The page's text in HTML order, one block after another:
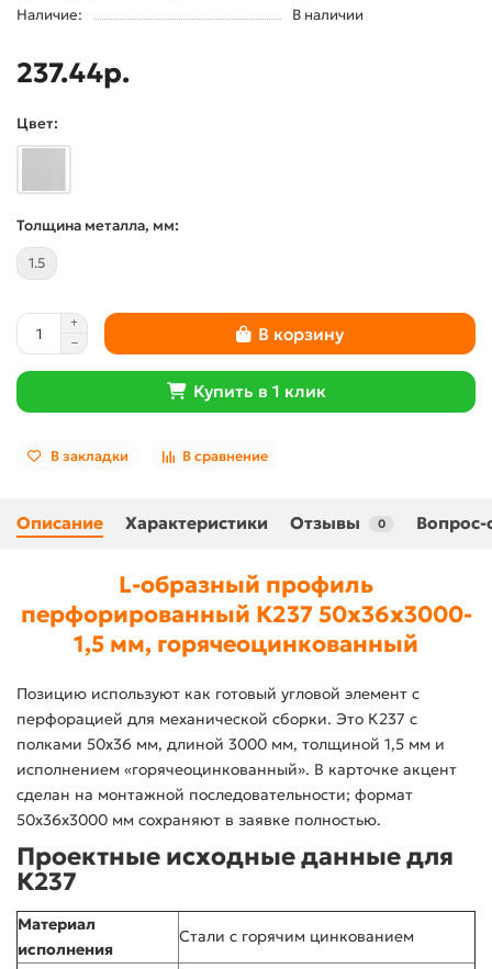
Наличие:
В наличии
237.44р.
Цвет:
Толщина металла, мм:
1.5
В корзину
Купить в 1 клик
В закладки В сравнение
Описание Характеристики Отзывы 0 Вопрос-
L-образный профиль
перфорированный К237 50x36x3000-
1,5 мм, горячеоцинкованный
Позицию используют как готовый угловой элемент с
перфорацией для механической сборки. Это К237 с
полками 50x36 мм, длиной 3000 мм, толщиной 1,5 мм и
исполнением «горячеоцинкованный». В карточке акцент
сделан на монтажной последовательности; формат
50x36x3000 мм сохраняют в заявке полностью.
Проектные исходные данные для
К237
Материал
исполнения
Стали с горячим цинкованием